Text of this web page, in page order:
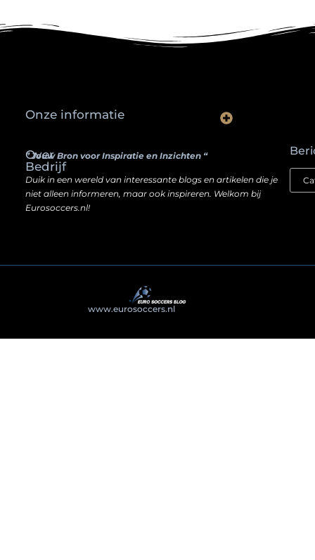
Over
Bedrijf
” Jouw Bron voor Inspiratie en Inzichten “
Duik in een wereld van interessante blogs en artikelen die je
niet alleen informeren, maar ook inspireren. Welkom bij
Eurosoccers.nl!
Onze informatie
www.eurosoccers.nl. All Right Reserved.